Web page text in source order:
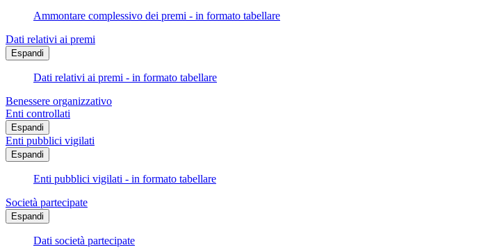
Ammontare complessivo dei premi - in formato tabellare
Dati relativi ai premi
Espandi
Dati relativi ai premi - in formato tabellare
Benessere organizzativo
Enti controllati
Espandi
Enti pubblici vigilati
Espandi
Enti pubblici vigilati - in formato tabellare
Società partecipate
Espandi
Dati società partecipate